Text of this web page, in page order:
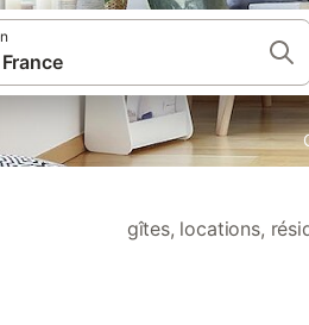
gîtes, locations,